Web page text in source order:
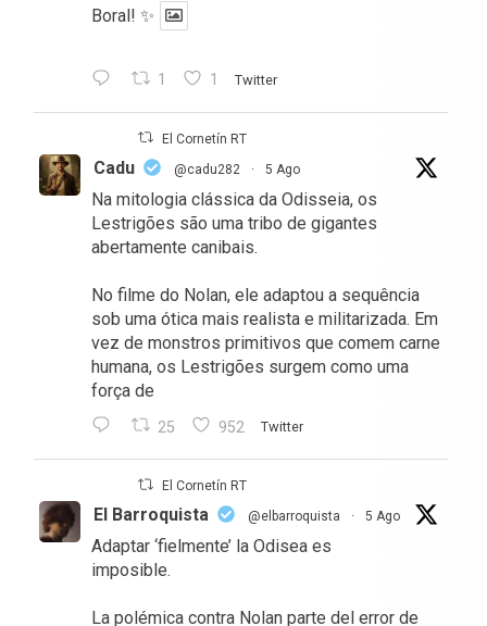
Boral! ✨
1 1 Twitter
El Cornetín RT
Cadu @cadu282 · 5 Ago
Na mitologia clássica da Odisseia, os
Lestrigões são uma tribo de gigantes
abertamente canibais.
No filme do Nolan, ele adaptou a sequência
sob uma ótica mais realista e militarizada. Em
vez de monstros primitivos que comem carne
humana, os Lestrigões surgem como uma
força de
25 952 Twitter
El Cornetín RT
El Barroquista @elbarroquista · 5 Ago
Adaptar ‘fielmente’ la Odisea es
imposible.
La polémica contra Nolan parte del error de